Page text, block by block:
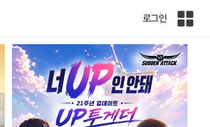
로그인
인
전
사
이
트